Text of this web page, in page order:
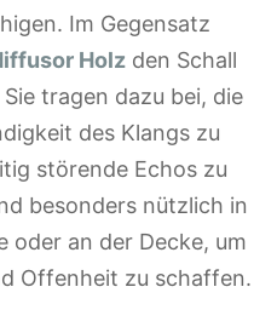
Im Gegensatz
Holz den Schall
tragen dazu bei, die
des Klangs zu
störende Echos zu
besonders nützlich in
oder an der Decke, um
Offenheit zu schaffen.